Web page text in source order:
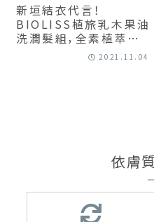
新垣結衣代言！
BIOLISS植旅乳木果油
洗潤髮組，全素植萃精
華撫平毛躁打結2021.11.04
依膚